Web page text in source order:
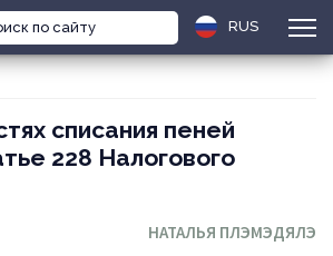
RUS
списания пеней
228 Налогового
НАТАЛЬЯ ПЛЭМЭДЯЛЭ